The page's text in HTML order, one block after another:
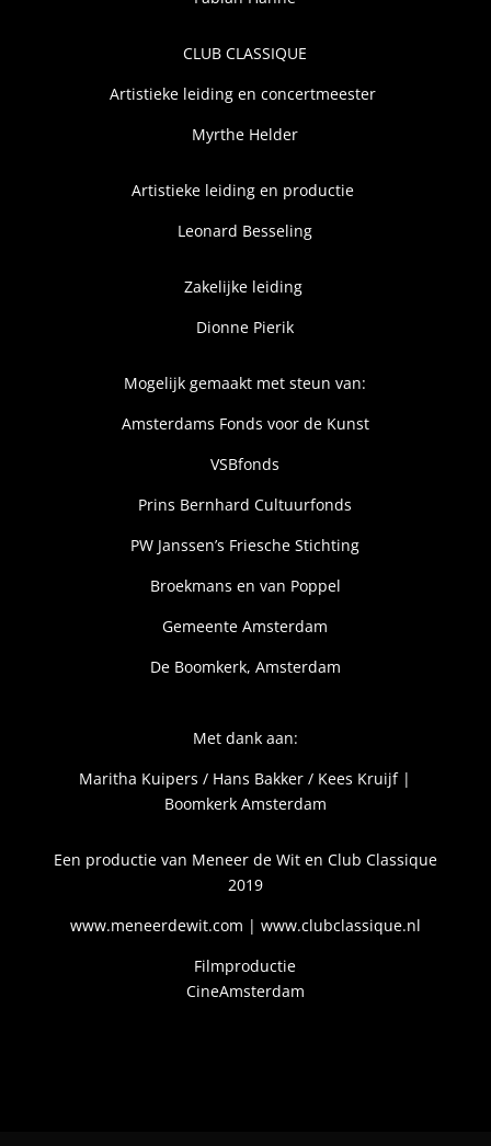
CLUB CLASSIQUE
Artistieke leiding en concertmeester
Myrthe Helder
Artistieke leiding en productie
Leonard Besseling
Zakelijke leiding
Dionne Pierik
Mogelijk gemaakt met steun van:
Amsterdams Fonds voor de Kunst
VSBfonds
Prins Bernhard Cultuurfonds
PW Janssen’s Friesche Stichting
Broekmans en van Poppel
Gemeente Amsterdam
De Boomkerk, Amsterdam
Met dank aan:
Maritha Kuipers / Hans Bakker / Kees Kruijf |
Boomkerk Amsterdam
Een productie van Meneer de Wit en Club Classique
2019
www.meneerdewit.com | www.clubclassique.nl
Filmproductie
CineAmsterdam